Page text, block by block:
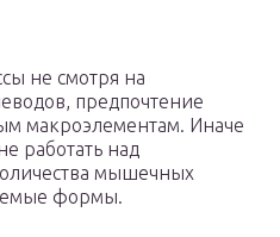
не смотря на
предпочтение
макроэлементам. Иначе
работать над
мышечных
формы.